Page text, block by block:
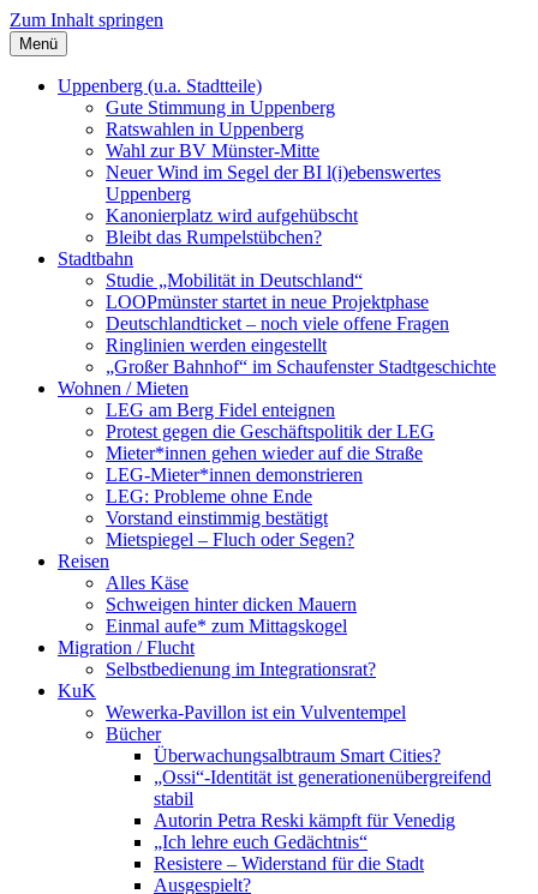
Zum Inhalt springen
Szybalski.de
Infos über und von Werner Szybalski (Münster)
Menü
Uppenberg (u.a. Stadtteile)
Gute Stimmung in Uppenberg
Ratswahlen in Uppenberg
Wahl zur BV Münster-Mitte
Neuer Wind im Segel der BI l(i)ebenswertes
Uppenberg
Kanonierplatz wird aufgehübscht
Bleibt das Rumpelstübchen?
Stadtbahn
Studie „Mobilität in Deutschland“
LOOPmünster startet in neue Projektphase
Deutschlandticket – noch viele offene Fragen
Ringlinien werden eingestellt
„Großer Bahnhof“ im Schaufenster Stadtgeschichte
Wohnen / Mieten
LEG am Berg Fidel enteignen
Protest gegen die Geschäftspolitik der LEG
Mieter*innen gehen wieder auf die Straße
LEG-Mieter*innen demonstrieren
LEG: Probleme ohne Ende
Vorstand einstimmig bestätigt
Mietspiegel – Fluch oder Segen?
Reisen
Alles Käse
Schweigen hinter dicken Mauern
Einmal aufe* zum Mittagskogel
Migration / Flucht
Selbstbedienung im Integrationsrat?
KuK
Wewerka-Pavillon ist ein Vulventempel
Bücher
Überwachungsalbtraum Smart Cities?
„Ossi“-Identität ist generationenübergreifend
stabil
Autorin Petra Reski kämpft für Venedig
„Ich lehre euch Gedächtnis“
Resistere – Widerstand für die Stadt
Ausgespielt?